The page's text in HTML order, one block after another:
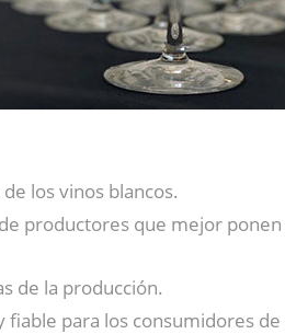
los vinos blancos.
productores que mejor
de la producción.
para los consumidores de